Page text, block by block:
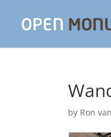
by Ron